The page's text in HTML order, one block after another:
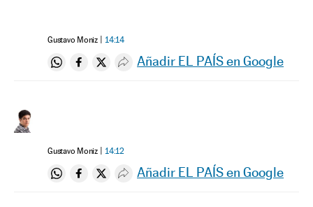
Gustavo Moniz 14:14
Compartir en Whatsapp
Compartir en Facebook
Compartir en Twitter
Desplegar Redes Sociales
Añadir EL PAÍS en Google
Gustavo Moniz 14:12
Compartir en Whatsapp
Compartir en Facebook
Compartir en Twitter
Desplegar Redes Sociales
Añadir EL PAÍS en Google